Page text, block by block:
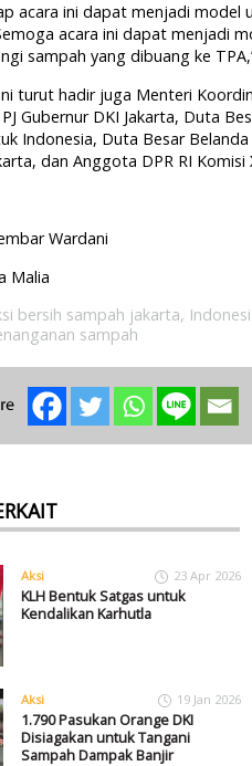
acara ini dapat menjadi model
acara ini dapat menjadi
sampah yang dibuang ke
turut hadir juga Menteri
Gubernur DKI Jakarta, Duta
Indonesia, Duta Besar
dan Anggota DPR RI Komisi
Wardani
Malia
bersih sampah jakarta,
sampah
Aksi 23 Apr 2026
KLH Bentuk Satgas untuk
Kendalikan Karhutla
Aksi 19 Jan 2026
1.790 Pasukan Orange DKI
Disiagakan untuk Tangani
Sampah Dampak Banjir